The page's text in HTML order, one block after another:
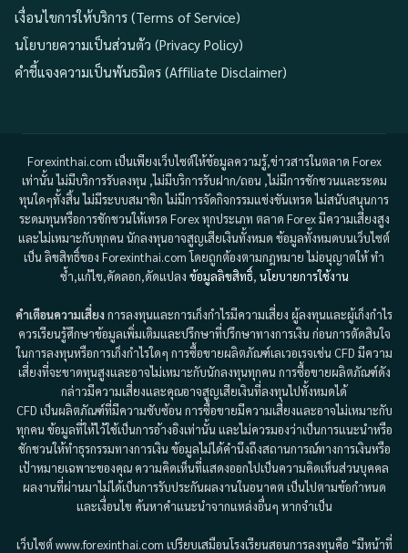
เงื่อนไขการให้บริการ (Terms of Service)
นโยบายความเป็นส่วนตัว (Privacy Policy)
คำชี้แจงความเป็นพันธมิตร (Affiliate Disclaimer)
Forexinthai.com เป็นเพียงเว็บไซต์ให้ข้อมูลความรู้,ข่าวสารในตลาด Forex
เท่านั้น ไม่มีบริการรับลงทุน ,ไม่มีบริการรับฝาก/ถอน ,ไม่มีการชักชวนและระดม
ทุนใดๆทั้งสิ้น ไม่มีระบบสมาชิก ไม่มีการจัดกิจกรรมแข่งขันเทรด ไม่สนับสนุนการ
ระดมทุนหรือการชักชวนให้เทรด Forex ทุกประเภท ตลาด Forex มีความเสี่ยงสูง
และไม่เหมาะกับทุกคน นักลงทุนอาจสูญเสียเงินทั้งหมด ข้อมูลทั้งหมดบนเว็บไซต์
เป็น ลิขสิทธิ์ของ Forexinthai.com โดยถูกต้องตามกฎหมาย ไม่อนุญาตให้ ทำ
ซ้ำ,แก้ไข,คัดลอก,ดัดแปลง ข้อมูลลิขสิทธิ์, นโยบายการใช้งาน
คำเตือนความเสี่ยงการลงทุนและการเก็งกำไรมีความเสี่ยง ผู้ลงทุนและผู้เก็งกำไร
ควรเรียนรู้ศึกษาข้อมูลเพิ่มเติมและปรึกษาที่ปรึกษาทางการเงิน ก่อนการตัดสินใจ
ในการลงทุนหรือการเก็งกำไรใดๆ การซื้อขายผลิตภัณฑ์เลเวอเรจเช่น CFD มีความ
เสี่ยงที่จะขาดทุนสูงและอาจไม่เหมาะกับนักลงทุนทุกคน การซื้อขายผลิตภัณฑ์ดัง
กล่าวมีความเสี่ยงและคุณอาจสูญเสียเงินที่ลงทุนไปทั้งหมดได้
CFD เป็นผลิตภัณฑ์ที่มีความซับซ้อน การซื้อขายมีความเสี่ยงและอาจไม่เหมาะกับ
ทุกคน ข้อมูลที่ให้ไว้ใช้เป็นการอ้างอิงเท่านั้น และไม่ควรมองว่าเป็นการแนะนำหรือ
ชักชวนให้ทำธุรกรรมทางการเงิน ข้อมูลไม่ได้คำนึงถึงสถานการณ์ทางการเงินหรือ
เป้าหมายเฉพาะของคุณ ความคิดเห็นที่แสดงออกไปเป็นความคิดเห็นส่วนบุคคล
ผลงานที่ผ่านมาไม่ได้เป็นการรับประกันผลงานในอนาคต เป็นไปตามข้อกำหนด
และเงื่อนไข ค้นหาคำแนะนำจากแหล่งอื่นๆ หากจำเป็น
เว็บไซต์ www.forexinthai.com เปรียบเสมือนโรงเรียนสอนการลงทุนคือ “มีหน้าที่